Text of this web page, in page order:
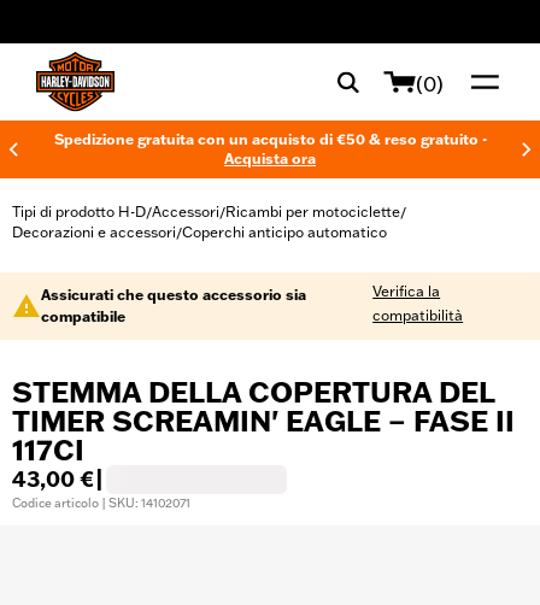
(0)
Spedizione gratuita con un acquisto di €50 & reso gratuito -
Acquista ora
Tipi di prodotto H-D/Accessori/Ricambi per motociclette/
Decorazioni e accessori/Coperchi anticipo automatico
Assicurati che questo accessorio sia
compatibile
Verifica la
compatibilità
STEMMA DELLA COPERTURA DEL
TIMER SCREAMIN' EAGLE – FASE II
117CI
43,00 €
Codice articolo | SKU: 14102071